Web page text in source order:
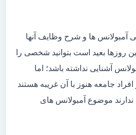
آمبولانس ها و شرح وظایف آنها
روزها بعید است بتوانید شخصی را
آشنایی نداشته باشد؛ اما
جامعه هنوز با آن غریبه هستند
موضوع آمبولانس های